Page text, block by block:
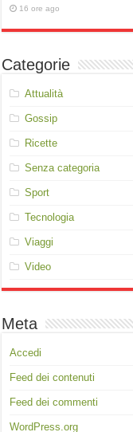
16 ore ago
Categorie
Attualità
Gossip
Ricette
Senza categoria
Sport
Tecnologia
Viaggi
Video
Meta
Accedi
Feed dei contenuti
Feed dei commenti
WordPress.org